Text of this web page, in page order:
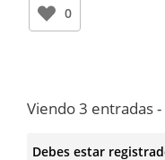
0
Viendo 3 entradas
Debes estar